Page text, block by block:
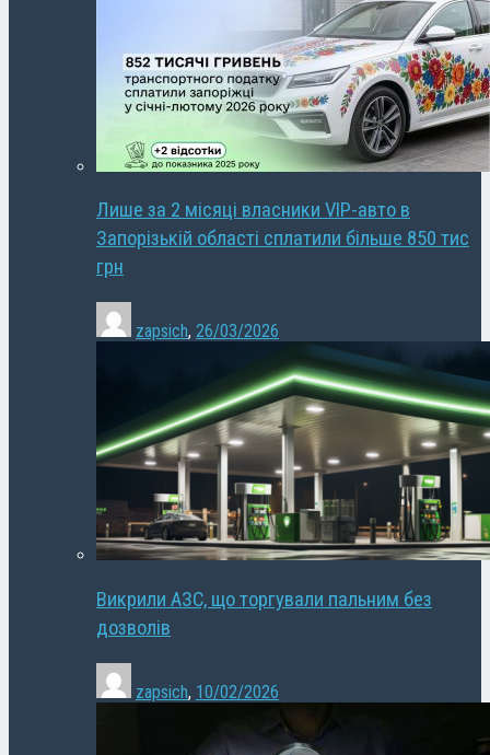
Лише за 2 місяці власники VIP-авто в
Запорізькій області сплатили більше 850 тис
грн
zapsich, 26/03/2026
Викрили АЗС, що торгували пальним без
дозволів
zapsich, 10/02/2026